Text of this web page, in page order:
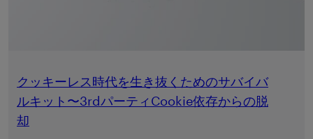
クッキーレス時代を生き抜くためのサバイバ
ルキット〜3rdパーティCookie依存からの脱
却